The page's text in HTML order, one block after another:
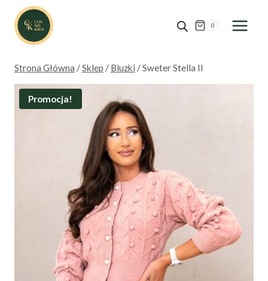
Przejdź
treści
0
Strona Główna /Sklep / Bluzki /Sweter Stella II
Promocja!